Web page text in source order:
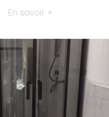
En savoir +